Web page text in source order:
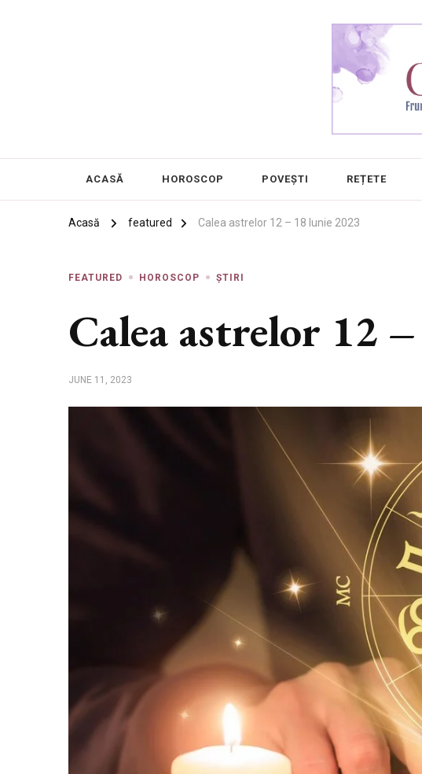
ACASĂ HOROSCOP POVEȘTI REȚETE
Acasă featured Calea astrelor 12 – 18 Iunie 2023
FEATURED HOROSCOP ȘTIRI
Calea astrelor 12
JUNE 11, 2023